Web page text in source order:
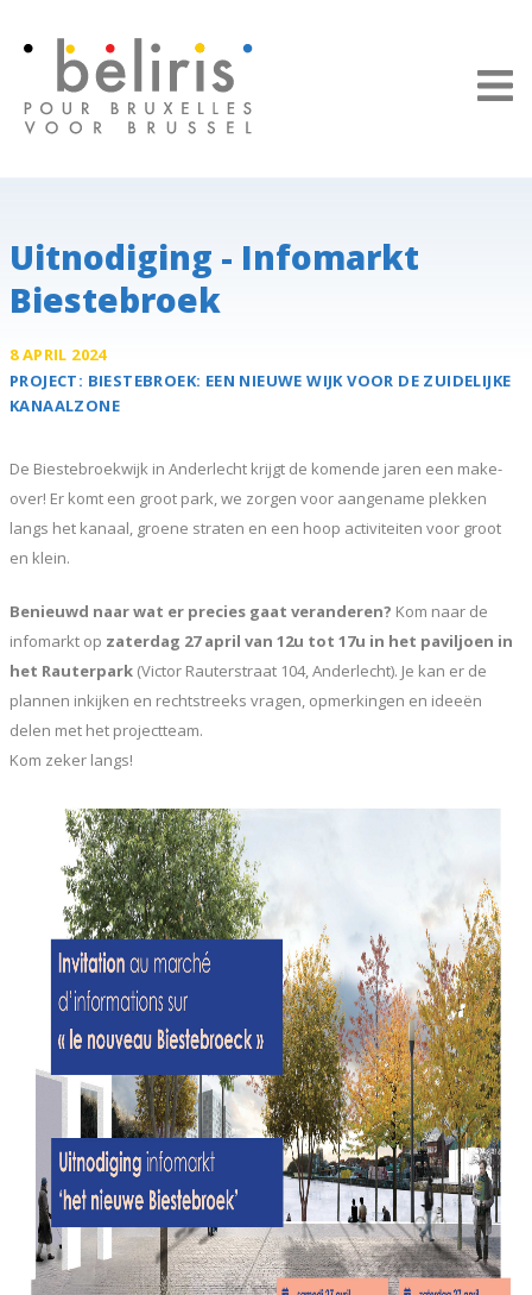
Uitnodiging - Infomarkt
Biestebroek
8 APRIL 2024
PROJECT: BIESTEBROEK: EEN NIEUWE WIJK VOOR DE ZUIDELIJKE
KANAALZONE
De Biestebroekwijk in Anderlecht krijgt de komende jaren een make-
over! Er komt een groot park, we zorgen voor aangename plekken
langs het kanaal, groene straten en een hoop activiteiten voor groot
en klein.
Benieuwd naar wat er precies gaat veranderen? Kom naar de
infomarkt op zaterdag 27 april van 12u tot 17u in het paviljoen in
het Rauterpark (Victor Rauterstraat 104, Anderlecht). Je kan er de
plannen inkijken en rechtstreeks vragen, opmerkingen en ideeën
delen met het projectteam.
Kom zeker langs!